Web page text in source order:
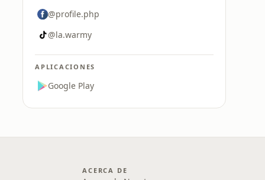
@profile.php
@la.warmy
APLICACIONES
Google Play
ACERCA DE